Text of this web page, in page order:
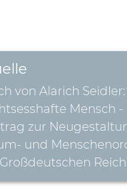
von Alarich
Mensch -
zur
und